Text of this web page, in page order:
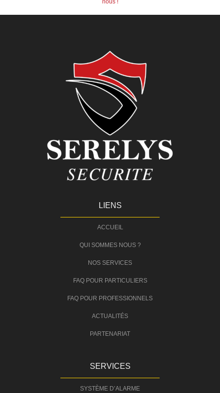
LIENS
ACCUEIL
QUI SOMMES NOUS ?
NOS SERVICES
FAQ POUR PARTICULIERS
FAQ POUR PROFESSIONNELS
ACTUALITÉS
PARTENARIAT
SERVICES
SYSTÈME D’ALARME